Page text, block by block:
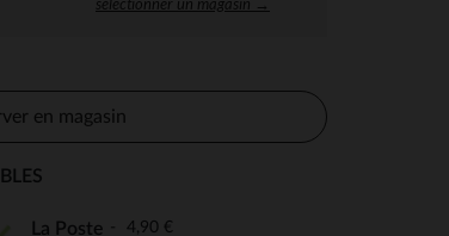
sélectionner un magasin →
en magasin
La Poste 4,90 €